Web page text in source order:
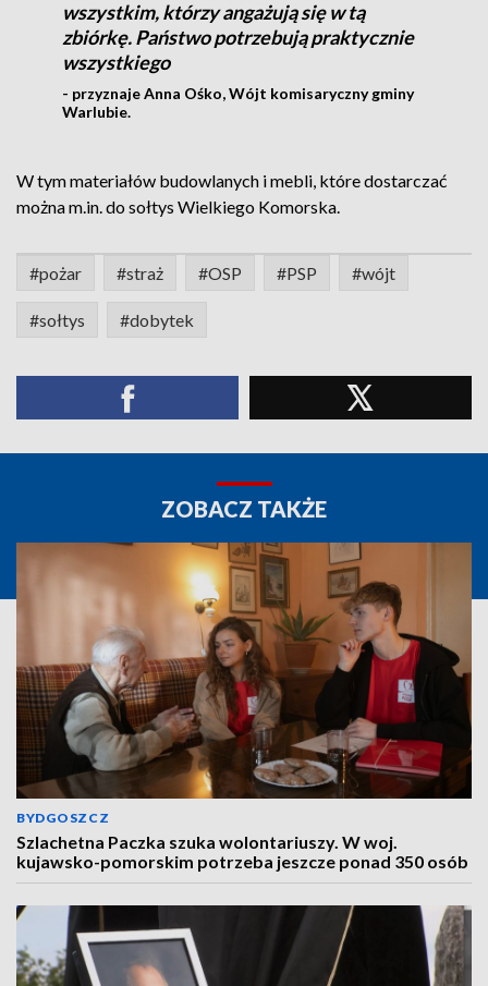
wszystkim, którzy angażują się w tą
zbiórkę. Państwo potrzebują praktycznie
wszystkiego
- przyznaje Anna Ośko, Wójt komisaryczny gminy
Warlubie.
W tym materiałów budowlanych i mebli, które dostarczać
można m.in. do sołtys Wielkiego Komorska.
#pożar #straż #OSP #PSP #wójt
#sołtys #dobytek
ZOBACZ TAKŻE
BYDGOSZCZ
Szlachetna Paczka szuka wolontariuszy. W woj.
kujawsko-pomorskim potrzeba jeszcze ponad 350 osób